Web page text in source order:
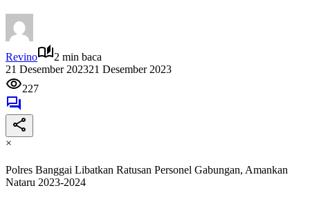
Revino
2 min baca
21 Desember 202321 Desember 2023
227
×
Polres Banggai Libatkan Ratusan Personel Gabungan, Amankan
Nataru 2023-2024